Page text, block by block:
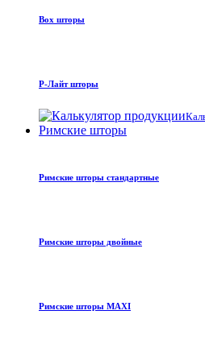
Box шторы
Р-Лайт шторы
Римские шторы
Римские шторы стандартные
Римские шторы двойные
Римские шторы MAXI